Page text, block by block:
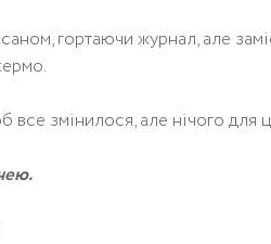
гортаючи журнал, але
все змінилося, але нічого для